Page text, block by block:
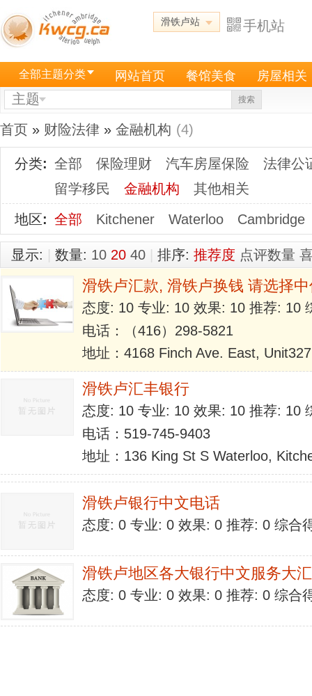
滑铁卢站 手机站
全部主题分类 网站首页 餐馆美食 房屋相关
主题 搜索
首页 » 财险法律 » 金融机构 (4)
分类: 全部 保险理财 汽车房屋保险
法律公
留学移民
金融机构
其他相关
地区: 全部 Kitchener Waterloo Cambridge
显示: 数量: 10 20 40 排序: 推荐度 点评数量
滑铁卢汇款, 滑铁卢换钱 请选择
态度: 10 专业: 10 效果: 10 推荐: 10
电话：（416）298-5821
地址：4168 Finch Ave. East,
滑铁卢汇丰银行
态度: 10 专业: 10 效果: 10 推荐: 10
电话：519-745-9403
地址：136 King St S Waterloo,
滑铁卢银行中文电话
态度: 0 专业: 0 效果: 0 推荐: 0 综合
滑铁卢地区各大银行中文服务大
态度: 0 专业: 0 效果: 0 推荐: 0 综合